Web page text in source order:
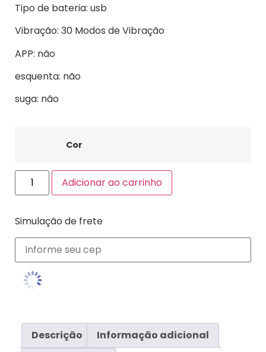
Tipo de bateria: usb
Vibração: 30 Modos de Vibração
APP: não
esquenta: não
suga: não
Cor
Adicionar ao carrinho
Simulação de frete
Descrição
Informação adicional